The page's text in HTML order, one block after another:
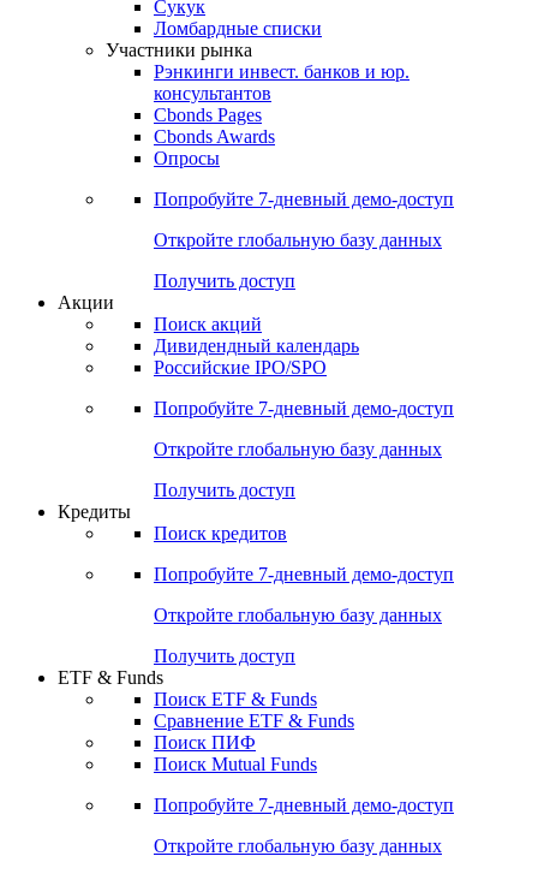
Сукук
Ломбардные списки
Участники рынка
Рэнкинги инвест. банков и юр.
консультантов
Cbonds Pages
Cbonds Awards
Опросы
Попробуйте 7-дневный демо-доступ
Откройте глобальную базу данных
Получить доступ
Акции
Поиск акций
Дивидендный календарь
Российские IPO/SPO
Попробуйте 7-дневный демо-доступ
Откройте глобальную базу данных
Получить доступ
Кредиты
Поиск кредитов
Попробуйте 7-дневный демо-доступ
Откройте глобальную базу данных
Получить доступ
ETF & Funds
Поиск ETF & Funds
Сравнение ETF & Funds
Поиск ПИФ
Поиск Mutual Funds
Попробуйте 7-дневный демо-доступ
Откройте глобальную базу данных